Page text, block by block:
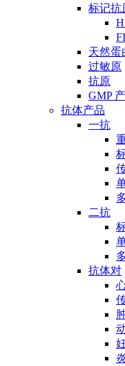
标记抗
天然蛋
过敏原
抗原
GMP
抗体产品
一抗
二抗
抗体对